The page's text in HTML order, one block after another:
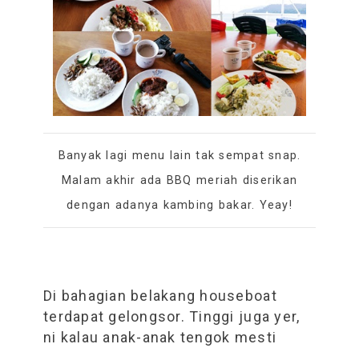
Banyak lagi menu lain tak sempat snap.
Malam akhir ada BBQ meriah diserikan
dengan adanya kambing bakar. Yeay!
Di bahagian belakang houseboat
terdapat gelongsor. Tinggi juga yer,
ni kalau anak-anak tengok mesti